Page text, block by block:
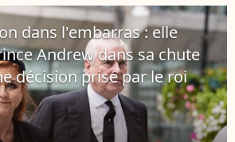
dans l'embarras : elle
Andrew dans sa chute
décision prise par le roi